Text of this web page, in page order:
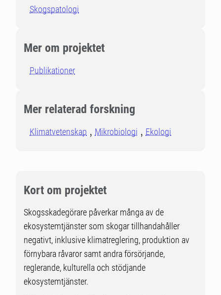
Skogspatologi
Mer om projektet
Publikationer
Mer relaterad forskning
Klimatvetenskap Mikrobiologi Ekologi
Kort om projektet
Skogsskadegörare påverkar många av de
ekosystemtjänster som skogar tillhandahåller
negativt, inklusive klimatreglering, produktion av
förnybara råvaror samt andra försörjande,
reglerande, kulturella och stödjande
ekosystemtjänster.